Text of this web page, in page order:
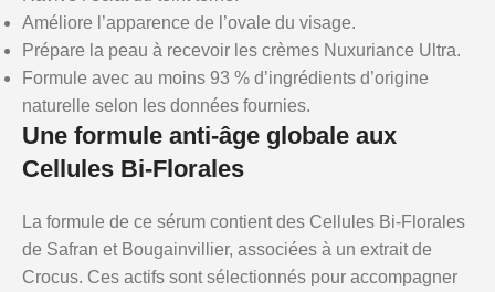
Améliore l’apparence de l’ovale du visage.
Prépare la peau à recevoir les crèmes Nuxuriance Ultra.
Formule avec au moins 93 % d’ingrédients d’origine
naturelle selon les données fournies.
Une formule anti-âge globale aux
Cellules Bi-Florales
La formule de ce sérum contient des Cellules Bi-Florales
de Safran et Bougainvillier, associées à un extrait de
Crocus. Ces actifs sont sélectionnés pour accompagner